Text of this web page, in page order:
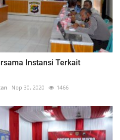
Instansi Terkait
Nop 30, 2020 1466